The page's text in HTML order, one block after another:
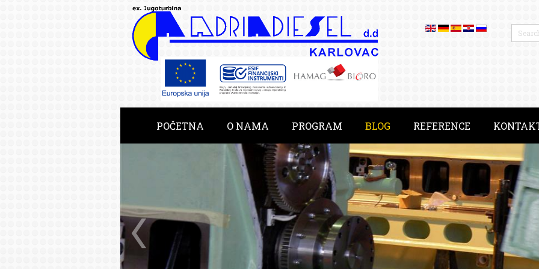
POČETNA O NAMA PROGRAM BLOG REFERENCE
RAZVOJNE USLUGE